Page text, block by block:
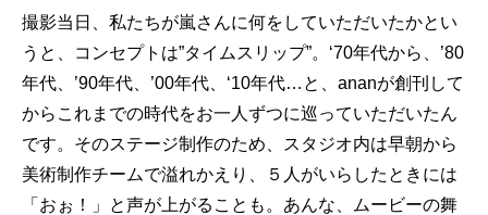
撮影当日、私たちが嵐さんに何をしていただいたかとい
うと、コンセプトは”タイムスリップ”。‘70年代から、’80
年代、’90年代、’00年代、‘10年代…と、ananが創刊して
からこれまでの時代をお一人ずつに巡っていただいたん
です。そのステージ制作のため、スタジオ内は早朝から
美術制作チームで溢れかえり、５人がいらしたときには
「おぉ！」と声が上がることも。あんな、ムービーの舞